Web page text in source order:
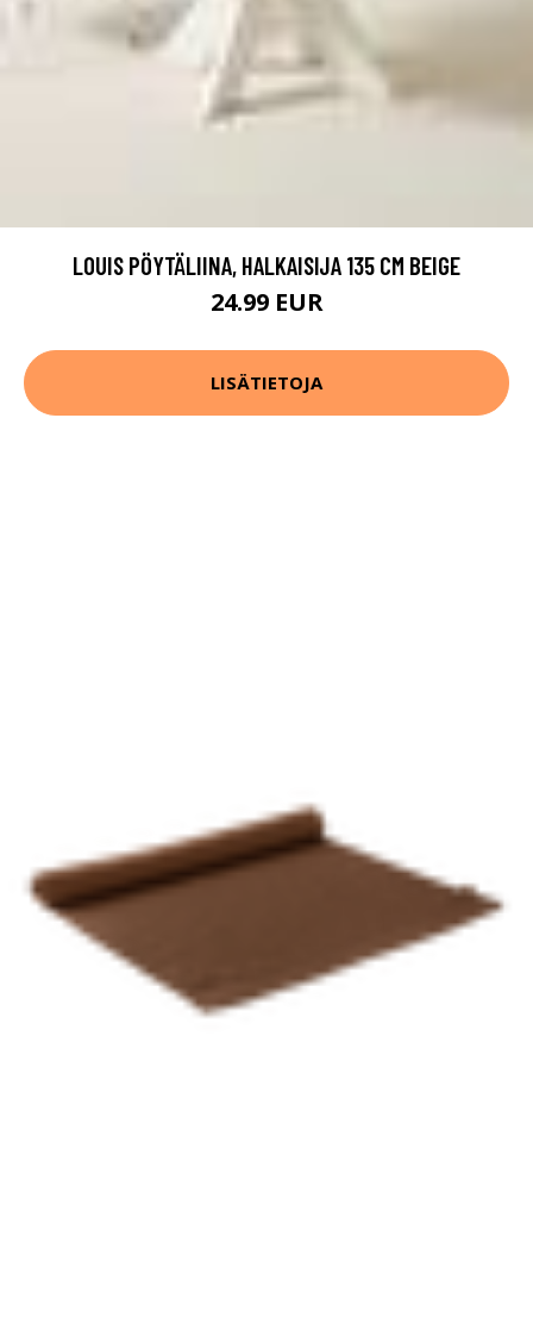
LOUIS PÖYTÄLIINA, HALKAISIJA 135 CM BEIGE
24.99 EUR
LISÄTIETOJA